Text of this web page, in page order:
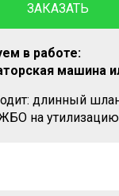
ЗАКАЗАТЬ
в работе:
машина
длинный
на утилизацию